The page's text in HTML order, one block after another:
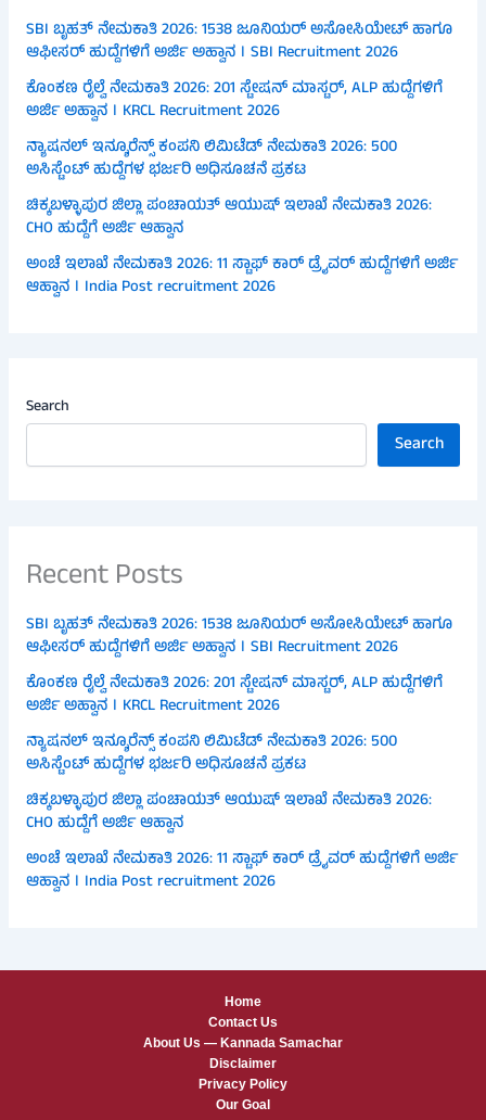
SBI ಬೃಹತ್ ನೇಮಕಾತಿ 2026: 1538 ಜೂನಿಯರ್ ಅಸೋಸಿಯೇಟ್ ಹಾಗೂ
ಆಫೀಸರ್ ಹುದ್ದೆಗಳಿಗೆ ಅರ್ಜಿ ಅಹ್ವಾನ । SBI Recruitment 2026
ಕೊಂಕಣ ರೈಲ್ವೆ ನೇಮಕಾತಿ 2026: 201 ಸ್ಟೇಷನ್ ಮಾಸ್ಟರ್, ALP ಹುದ್ದೆಗಳಿಗೆ
ಅರ್ಜಿ ಅಹ್ವಾನ । KRCL Recruitment 2026
ನ್ಯಾಷನಲ್ ಇನ್ಶೂರೆನ್ಸ್ ಕಂಪನಿ ಲಿಮಿಟೆಡ್ ನೇಮಕಾತಿ 2026: 500
ಅಸಿಸ್ಟೆಂಟ್ ಹುದ್ದೆಗಳ ಭರ್ಜರಿ ಅಧಿಸೂಚನೆ ಪ್ರಕಟ
ಚಿಕ್ಕಬಳ್ಳಾಪುರ ಜಿಲ್ಲಾ ಪಂಚಾಯತ್ ಆಯುಷ್ ಇಲಾಖೆ ನೇಮಕಾತಿ 2026:
CHO ಹುದ್ದೆಗೆ ಅರ್ಜಿ ಆಹ್ವಾನ
ಅಂಚೆ ಇಲಾಖೆ ನೇಮಕಾತಿ 2026: 11 ಸ್ಟಾಫ್ ಕಾರ್ ಡ್ರೈವರ್ ಹುದ್ದೆಗಳಿಗೆ ಅರ್ಜಿ
ಆಹ್ವಾನ । India Post recruitment 2026
Search
Search
Recent Posts
SBI ಬೃಹತ್ ನೇಮಕಾತಿ 2026: 1538 ಜೂನಿಯರ್ ಅಸೋಸಿಯೇಟ್ ಹಾಗೂ
ಆಫೀಸರ್ ಹುದ್ದೆಗಳಿಗೆ ಅರ್ಜಿ ಅಹ್ವಾನ । SBI Recruitment 2026
ಕೊಂಕಣ ರೈಲ್ವೆ ನೇಮಕಾತಿ 2026: 201 ಸ್ಟೇಷನ್ ಮಾಸ್ಟರ್, ALP ಹುದ್ದೆಗಳಿಗೆ
ಅರ್ಜಿ ಅಹ್ವಾನ । KRCL Recruitment 2026
ನ್ಯಾಷನಲ್ ಇನ್ಶೂರೆನ್ಸ್ ಕಂಪನಿ ಲಿಮಿಟೆಡ್ ನೇಮಕಾತಿ 2026: 500
ಅಸಿಸ್ಟೆಂಟ್ ಹುದ್ದೆಗಳ ಭರ್ಜರಿ ಅಧಿಸೂಚನೆ ಪ್ರಕಟ
ಚಿಕ್ಕಬಳ್ಳಾಪುರ ಜಿಲ್ಲಾ ಪಂಚಾಯತ್ ಆಯುಷ್ ಇಲಾಖೆ ನೇಮಕಾತಿ 2026:
CHO ಹುದ್ದೆಗೆ ಅರ್ಜಿ ಆಹ್ವಾನ
ಅಂಚೆ ಇಲಾಖೆ ನೇಮಕಾತಿ 2026: 11 ಸ್ಟಾಫ್ ಕಾರ್ ಡ್ರೈವರ್ ಹುದ್ದೆಗಳಿಗೆ ಅರ್ಜಿ
ಆಹ್ವಾನ । India Post recruitment 2026
Home
Contact Us
About Us — Kannada Samachar
Disclaimer
Privacy Policy
Our Goal